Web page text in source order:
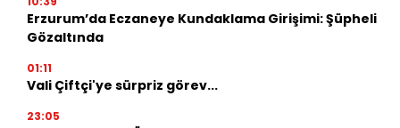
Erzurum’da Eczaneye Kundaklama Girişimi: Şüpheli
Gözaltında
01:11
Vali Çiftçi'ye sürpriz görev...
23:05